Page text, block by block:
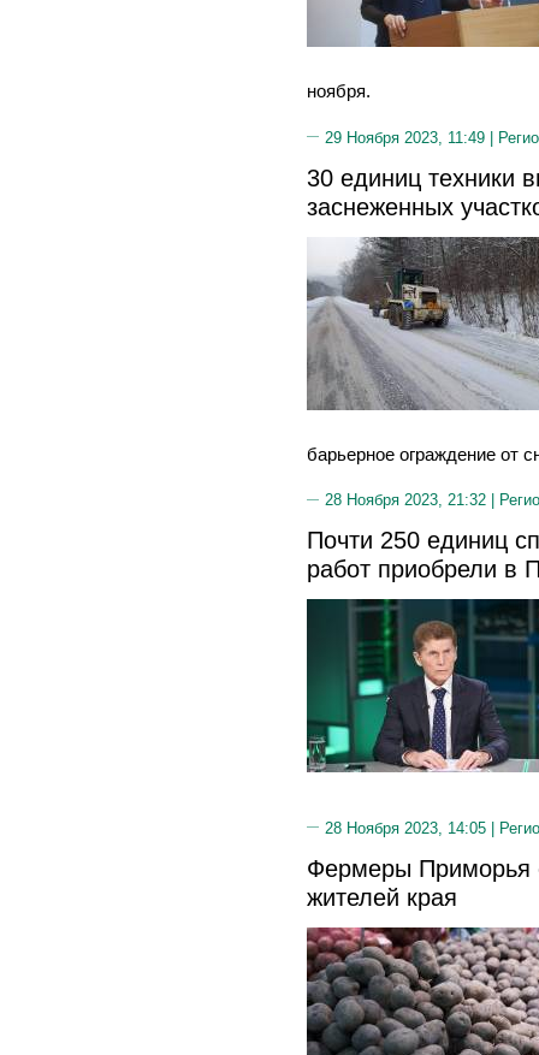
ноября.
29 Ноября 2023, 11:49 |
30 единиц техники
заснеженных
барьерное ограждение от
28 Ноября 2023, 21:32 |
Почти 250 единиц
работ приобрели в
28 Ноября 2023, 14:05 |
Фермеры Приморья
жителей края